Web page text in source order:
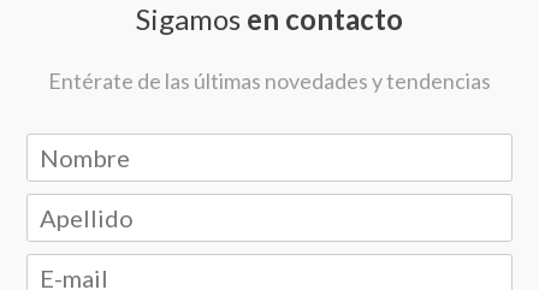
Sigamos en contacto
Entérate de las últimas novedades y tendencias